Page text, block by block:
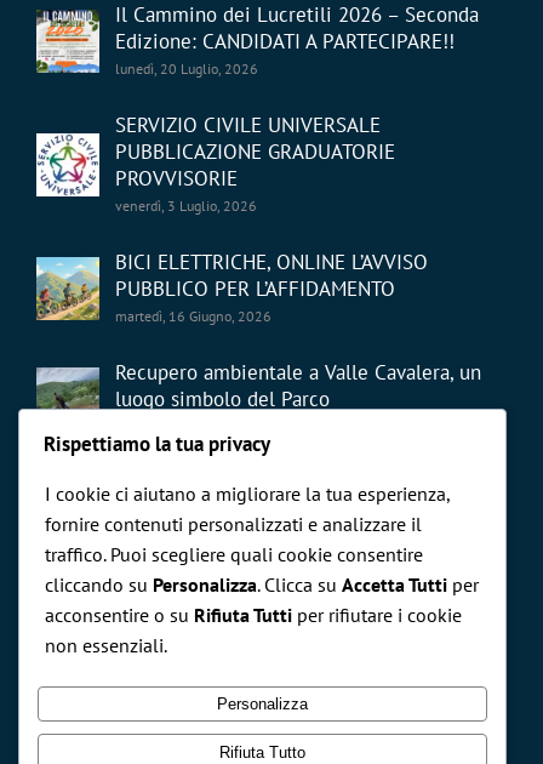
Il Cammino dei Lucretili 2026 – Seconda
Edizione: CANDIDATI A PARTECIPARE!!
lunedì, 20 Luglio, 2026
SERVIZIO CIVILE UNIVERSALE
PUBBLICAZIONE GRADUATORIE
PROVVISORIE
venerdì, 3 Luglio, 2026
BICI ELETTRICHE, ONLINE L’AVVISO
PUBBLICO PER L’AFFIDAMENTO
martedì, 16 Giugno, 2026
Recupero ambientale a Valle Cavalera, un
luogo simbolo del Parco
CERCA NEL SITO
Cerca
per:
Rispettiamo la tua privacy
I cookie ci aiutano a migliorare la tua esperienza,
fornire contenuti personalizzati e analizzare il
traffico. Puoi scegliere quali cookie consentire
cliccando su Personalizza. Clicca su Accetta Tutti per
acconsentire o su Rifiuta Tutti per rifiutare i cookie
non essenziali.
Personalizza
Rifiuta Tutto